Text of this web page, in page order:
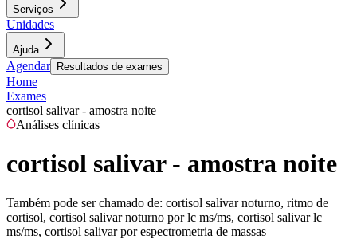
Serviços
Unidades
Ajuda
Agendar Resultados de exames
Home
Exames
cortisol salivar - amostra noite
Análises clínicas
cortisol salivar - amostra noite
Também pode ser chamado de: cortisol salivar noturno, ritmo de
cortisol, cortisol salivar noturno por lc ms/ms, cortisol salivar lc
ms/ms, cortisol salivar por espectrometria de massas